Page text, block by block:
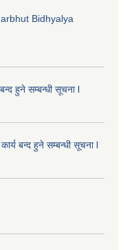
Bidhyalya
हुने सम्बन्धी सूचना l
बन्द हुने सम्बन्धी सूचना l